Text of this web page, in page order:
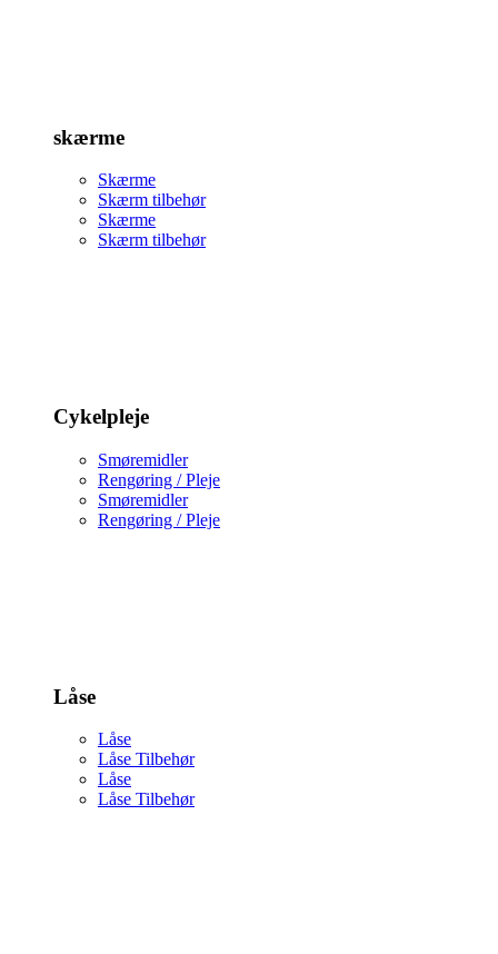
skærme
Skærme
Skærm tilbehør
Skærme
Skærm tilbehør
Cykelpleje
Smøremidler
Rengøring / Pleje
Smøremidler
Rengøring / Pleje
Låse
Låse
Låse Tilbehør
Låse
Låse Tilbehør